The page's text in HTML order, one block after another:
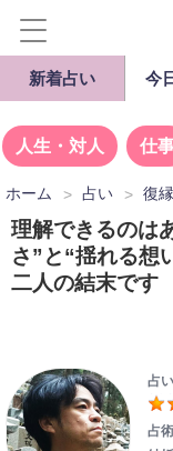
新着占い 今
人生・対人 仕
ホーム 占い 復
理解できるのは
さ”と“揺れる
二人の結末です
占
占